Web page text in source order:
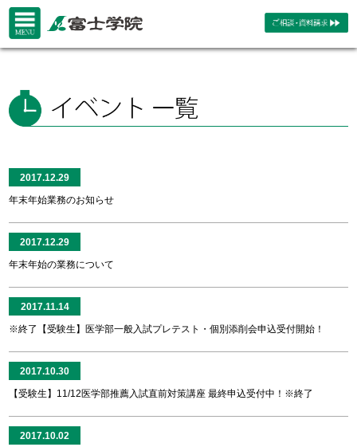
2017.12.29
年末年始業務のお知らせ
2017.12.29
年末年始の業務について
2017.11.14
※終了【受験生】医学部一般入試プレテスト・個別添削会申込受付開始！
2017.10.30
【受験生】11/12医学部推薦入試直前対策講座 最終申込受付中！※終了
2017.10.02